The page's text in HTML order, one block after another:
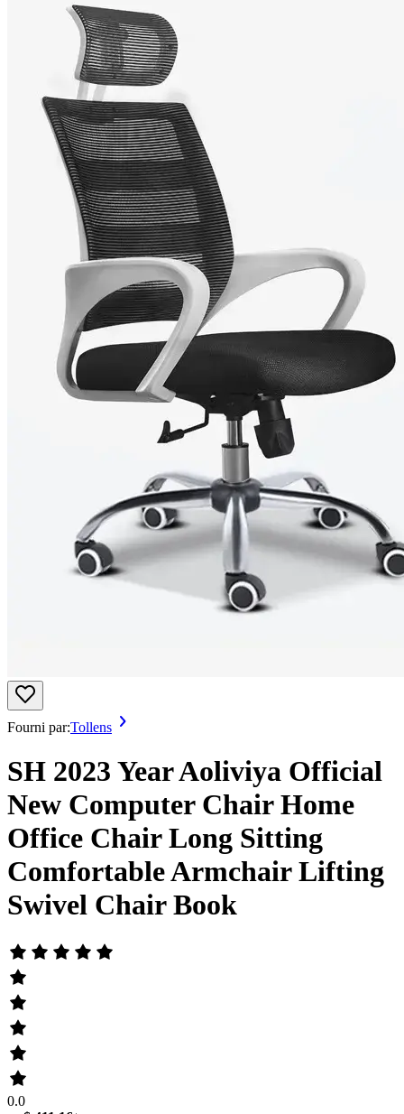
Fourni par:Tollens
SH 2023 Year Aoliviya Official
New Computer Chair Home
Office Chair Long Sitting
Comfortable Armchair Lifting
Swivel Chair Book
0.0